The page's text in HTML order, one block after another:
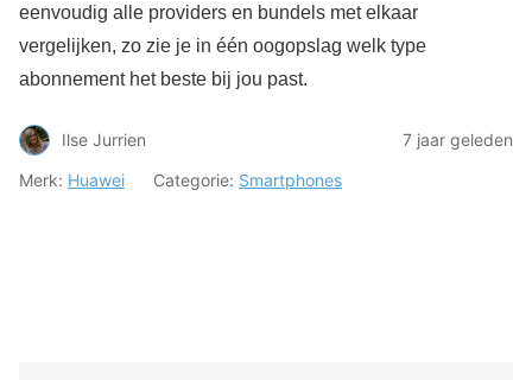
eenvoudig alle providers en bundels met elkaar
vergelijken, zo zie je in één oogopslag welk type
abonnement het beste bij jou past.
Ilse Jurrien
7 jaar geleden
Merk: Huawei Categorie: Smartphones